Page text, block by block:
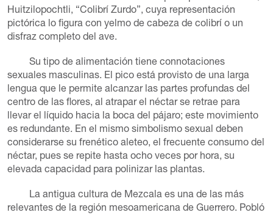
Huitzilopochtli, “Colibrí Zurdo”, cuya representación
pictórica lo figura con yelmo de cabeza de colibrí o un
disfraz completo del ave.
Su tipo de alimentación tiene connotaciones
sexuales masculinas. El pico está provisto de una larga
lengua que le permite alcanzar las partes profundas del
centro de las flores, al atrapar el néctar se retrae para
llevar el líquido hacia la boca del pájaro; este movimiento
es redundante. En el mismo simbolismo sexual deben
considerarse su frenético aleteo, el frecuente consumo del
néctar, pues se repite hasta ocho veces por hora, su
elevada capacidad para polinizar las plantas.
La antigua cultura de Mezcala es una de las más
relevantes de la región mesoamericana de Guerrero. Pobló